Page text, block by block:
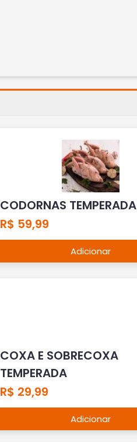
CODORNAS TEMPERADA
R$ 59,99
Adicionar
COXA E SOBRECOXA
TEMPERADA
R$ 29,99
Adicionar